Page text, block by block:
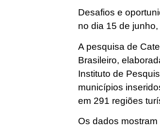
Desafios e
no dia 15 de
A pesquisa de
Brasileiro,
Instituto de
municípios
em 291 regiões
Os dados